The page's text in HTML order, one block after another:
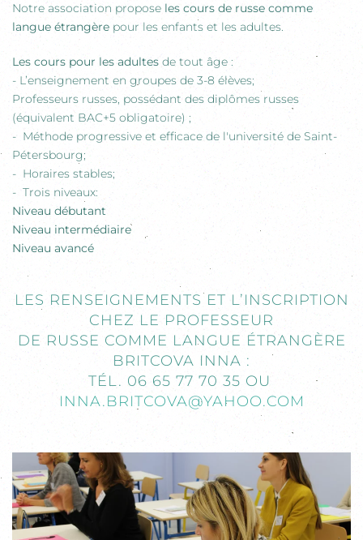
Notre association propose les cours de russe comme
langue étrangère pour les enfants et les adultes.
Les cours pour les adultes de tout âge :
- L’enseignement en groupes de 3-8 élèves;
Professeurs russes, possédant des diplômes russes
(équivalent BAC+5 obligatoire) ;
- Méthode progressive et efficace de l'université de Saint-
Pétersbourg;
- Horaires stables;
- Trois niveaux:
Niveau débutant
Niveau intermédiaire
Niveau avancé
LES RENSEIGNEMENTS ET L’INSCRIPTION
CHEZ LE PROFESSEUR
DE RUSSE COMME LANGUE ÉTRANGÈRE
BRITCOVA INNA :
TÉL. 06 65 77 70 35 OU
INNA.BRITCOVA@YAHOO.COM